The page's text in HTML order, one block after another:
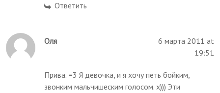
Ответить
Оля
6 марта 2011 at
19:51
Прива. =3 Я девочка, и я хочу петь бойким,
звонким мальчишеским голосом. х))) Эти